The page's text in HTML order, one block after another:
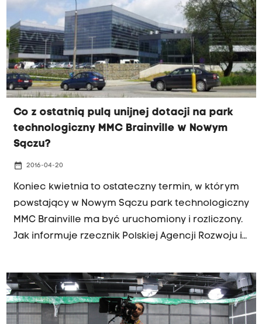
Co z ostatnią pulą unijnej dotacji na park
technologiczny MMC Brainville w Nowym
Sączu?
date_range 2016-04-20
Koniec kwietnia to ostateczny termin, w którym
powstający w Nowym Sączu park technologiczny
MMC Brainville ma być uruchomiony i rozliczony.
Jak informuje rzecznik Polskiej Agencji Rozwoju i
będzie czy właściciele miasteczka otrzymają
ostatnią pulę unijnej dotacji.